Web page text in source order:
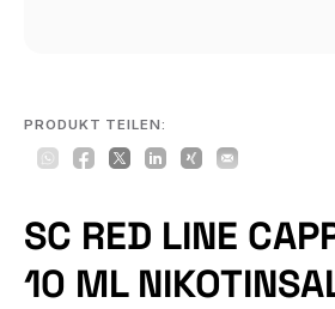
PRODUKT TEILEN:
SC RED LINE
10 ML